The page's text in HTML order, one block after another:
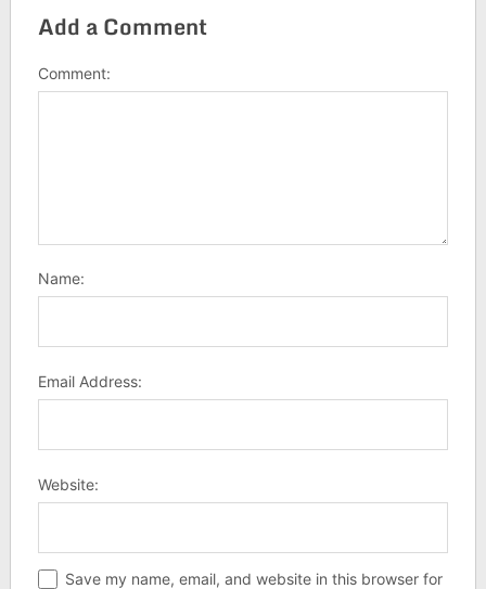
Add a Comment
Comment:
Name:
Email Address:
Website:
Save my name, email, and website in this browser for